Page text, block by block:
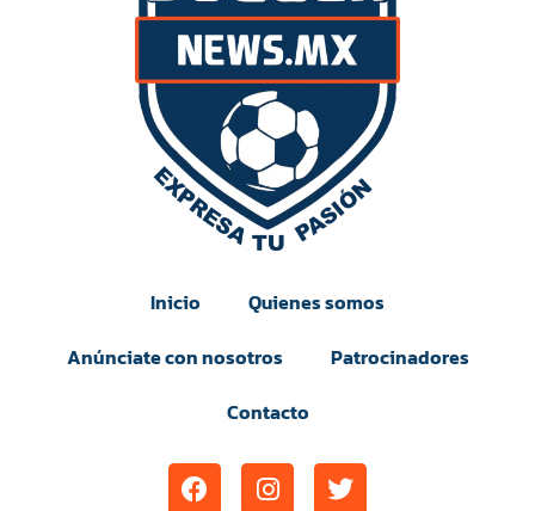
Inicio
Quienes somos
Anúnciate con nosotros
Patrocinadores
Contacto